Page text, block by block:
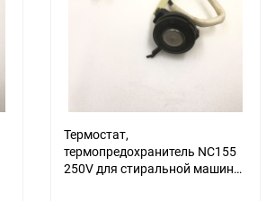
Термостат,
термопредохранитель NC155
250V для стиральной машины